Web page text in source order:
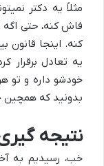
مثلاً یه دکتر
فاش کنه، حتی
کنه. اینجا قانون
یه تعادل برقرار
خودشو داره و تو
بدونید که همچین
نتیجه
خب، رسیدیم به